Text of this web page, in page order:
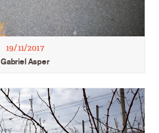
19/11/2017
Gabriel Asper